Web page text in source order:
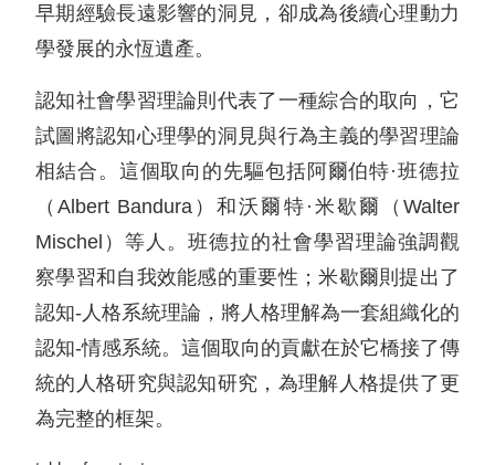
早期經驗長遠影響的洞見，卻成為後續心理動力
學發展的永恆遺產。
認知社會學習理論則代表了一種綜合的取向，它
試圖將認知心理學的洞見與行為主義的學習理論
相結合。這個取向的先驅包括阿爾伯特·班德拉
（Albert Bandura）和沃爾特·米歇爾（Walter
Mischel）等人。班德拉的社會學習理論強調觀
察學習和自我效能感的重要性；米歇爾則提出了
認知-人格系統理論，將人格理解為一套組織化的
認知-情感系統。這個取向的貢獻在於它橋接了傳
統的人格研究與認知研究，為理解人格提供了更
為完整的框架。